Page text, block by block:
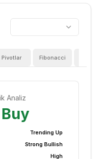
Pivotlar Fibonacci
Analiz
Trending Up
Strong Bullish
High